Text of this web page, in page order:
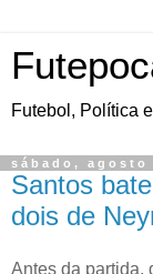
Futebol, Política
sábado, agosto
Santos
dois de
Antes da partida,